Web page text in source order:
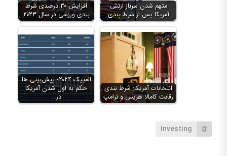
افزایش ۳۰ درصدی شرط
بندی ورزشی در سال ۲۰۲۳
متهم شدن سرباز ارتش
آمریکا پس از شرط بندی
المپیک ۲۰۲۴؛ پیش‌بینی‌ ها
حکم به اول شدن آمریکا
در…
انتخابات آمریکا: شرط بندی
رقابت کامالا هریس و ترامپ
Investing